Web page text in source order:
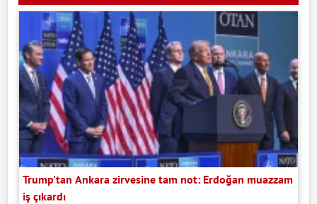
Trump'tan Ankara zirvesine tam not: Erdoğan muazzam
iş çıkardı